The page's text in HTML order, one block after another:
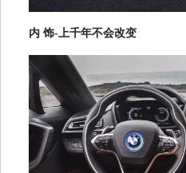
内 饰-上千年不会改变